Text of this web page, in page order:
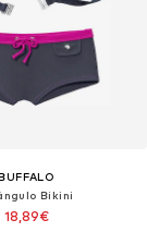
Bikini
18,89€